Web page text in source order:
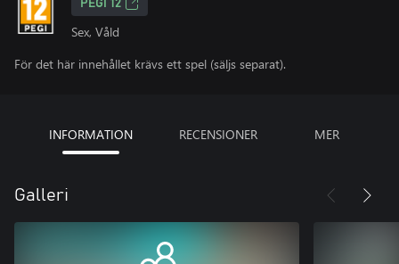
PEGI 12
Sex, Våld
För det här innehållet krävs ett spel (säljs separat).
INFORMATION RECENSIONER MER
Galleri